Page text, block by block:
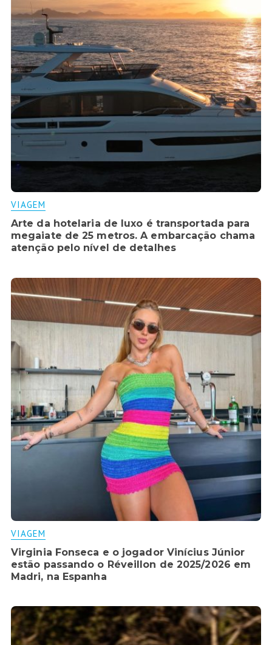
VIAGEM
Arte da hotelaria de luxo é transportada para
megaiate de 25 metros. A embarcação chama
atenção pelo nível de detalhes
VIAGEM
Virginia Fonseca e o jogador Vinícius Júnior
estão passando o Réveillon de 2025/2026 em
Madri, na Espanha